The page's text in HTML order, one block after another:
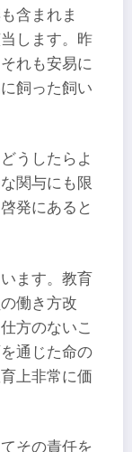
含まれま
します。昨
れも安易に
飼った飼い
うしたらよ
関与にも限
発にあると
ます。教育
働き方改
方のないこ
通じた命の
上非常に価
その責任を